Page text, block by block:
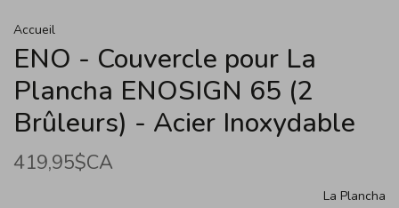
Accueil
ENO - Couvercle pour La
Plancha ENOSIGN 65 (2
Brûleurs) - Acier Inoxydable
419,95$CA
La Plancha